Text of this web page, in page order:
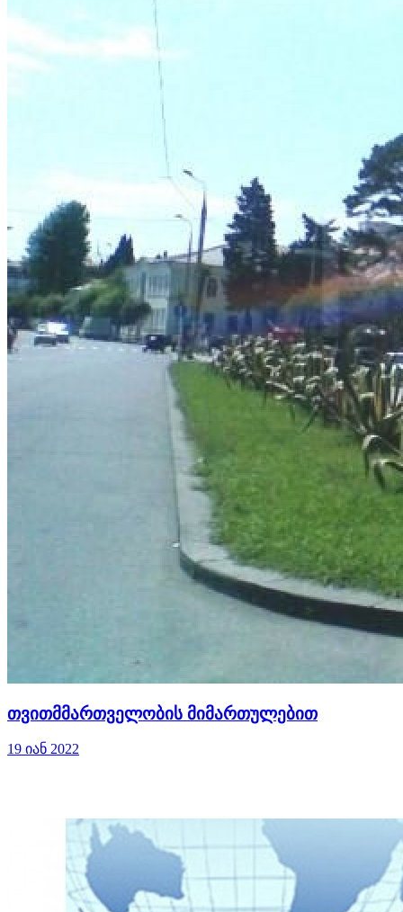
თვითმმართველობის მიმართულებით
19 იან 2022